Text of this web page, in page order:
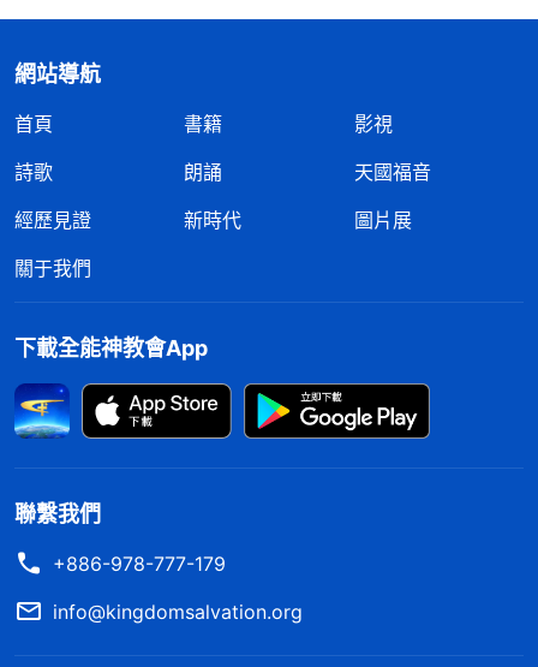
網站導航
首頁 書籍
影視
詩歌
朗誦
天國福音
經歷見證
新時代
圖片展
關于我們
下載全能神教會App
聯繫我們
+886-978-777-179
info@kingdomsalvation.org